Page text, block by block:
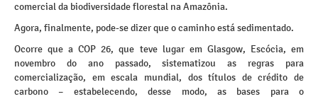
comercial da biodiversidade florestal na Amazônia.
Agora, finalmente, pode-se dizer que o caminho está sedimentado.
Ocorre que a COP 26, que teve lugar em Glasgow, Escócia, em
novembro do ano passado, sistematizou as regras para
comercialização, em escala mundial, dos títulos de crédito de
carbono – estabelecendo, desse modo, as bases para o